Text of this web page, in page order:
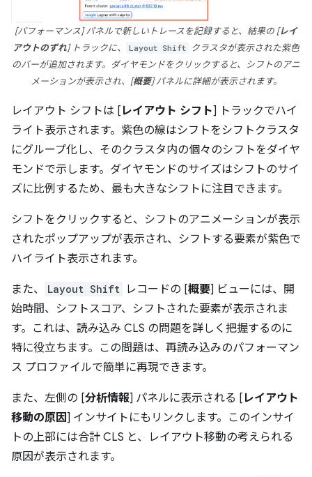
[パフォーマンス] パネルで新しいトレースを記録すると、結果の [レイ
アウトのずれ] トラックに、 Layout Shift
クラスタが表示された紫色
のバーが追加されます。ダイヤモンドをクリックすると、シフトのアニ
メーションが表示され、[概要] パネルに詳細が表示されます。
レイアウト シフトは [ レイアウト シフト] トラックでハイ
ライト表示されます。紫色の線はシフトをシフトクラスタ
にグループ化し、そのクラスタ内の個々のシフトをダイヤ
モンドで示します。ダイヤモンドのサイズはシフトのサイ
ズに比例するため、最も大きなシフトに注目できます。
シフトをクリックすると、シフトのアニメーションが表示
されたポップアップが表示され、シフトする要素が紫色で
ハイライト表示されます。
また、 Layout Shift レコードの [概要] ビューには、開
始時間、シフトスコア、シフトされた要素が表示されま
す。これは、読み込み CLS の問題を詳しく把握するのに
特に役立ちます。この問題は、再読み込みのパフォーマン
ス プロファイルで簡単に再現できます。
また、左側の [分析情報] パネルに表示される [ レイアウト
移動の原因] インサイトにもリンクします。このインサイ
トの上部には合計 CLS と、レイアウト移動の考えられる
原因が表示されます。